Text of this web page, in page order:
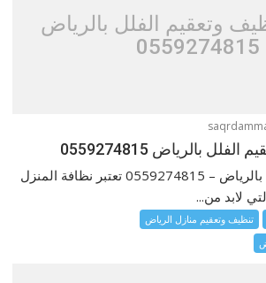
وتعقيم الفلل بالرياض
0559274815
بالرياض 0559274815
شركات تنظيف منازل بالرياض – 0559274815 تعتبر نظافة المنزل
لابد من...
تنظيف وتعقيم منازل الرياض